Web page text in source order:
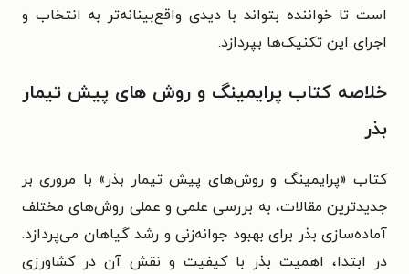
است تا خواننده بتواند با دیدی واقع‌بینانه‌تر به انتخاب و
اجرای این تکنیک‌ها بپردازد.
خلاصه کتاب پرایمینگ و روش های پیش تیمار
بذر
کتاب «پرایمینگ و روش‌های پیش تیمار بذر» با مروری بر
جدیدترین مقالات، به بررسی علمی و عملی روش‌های مختلف
آماده‌سازی بذر برای بهبود جوانه‌زنی و رشد گیاهان می‌پردازد.
در ابتدا، اهمیت بذر با کیفیت و نقش آن در کشاورزی